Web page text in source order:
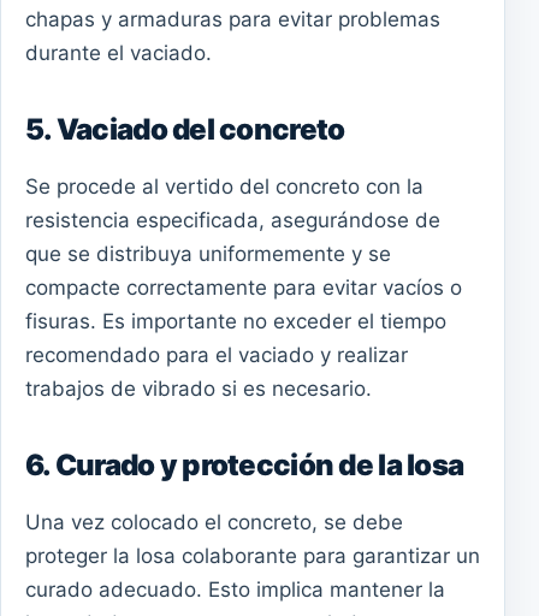
chapas y armaduras para evitar problemas
durante el vaciado.
5. Vaciado del concreto
Se procede al vertido del concreto con la
resistencia especificada, asegurándose de
que se distribuya uniformemente y se
compacte correctamente para evitar vacíos o
fisuras. Es importante no exceder el tiempo
recomendado para el vaciado y realizar
trabajos de vibrado si es necesario.
6. Curado y protección de la losa
Una vez colocado el concreto, se debe
proteger la losa colaborante para garantizar un
curado adecuado. Esto implica mantener la